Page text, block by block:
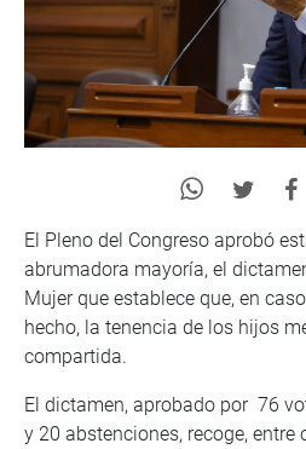
El Pleno del Congreso aprobó
abrumadora mayoría, el
Mujer que establece que, en
hecho, la tenencia de los hijos
compartida.
El dictamen, aprobado por 76
y 20 abstenciones, recoge, entre